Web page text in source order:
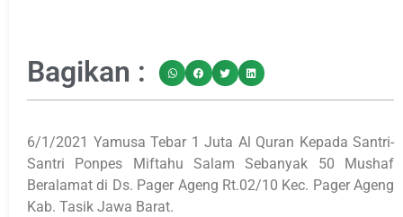
Bagikan :
6/1/2021 Yamusa Tebar 1 Juta Al Quran Kepada Santri-
Santri Ponpes Miftahu Salam Sebanyak 50 Mushaf
Beralamat di Ds. Pager Ageng Rt.02/10 Kec. Pager Ageng
Kab. Tasik Jawa Barat.